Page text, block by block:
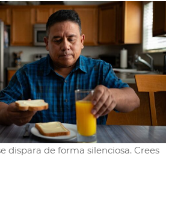
dispara de forma silenciosa. Crees